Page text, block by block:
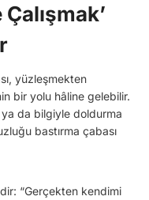
yüzleşmekten
bir yolu hâline gelebilir.
da bilgiyle doldurma
bastırma çabası
“Gerçekten kendimi